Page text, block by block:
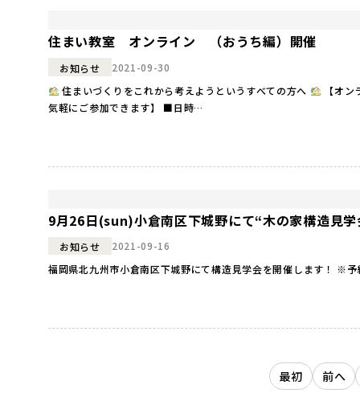
住まい教室 オンライン （おうち編）開催
お知らせ
2021-09-30
住まいづくりをこれから考えようというすべての方へ
【オ
気軽にご参加できます】 ■日時…
9月26日(sun)小倉南区下城野にて“木の家構造見
お知らせ 2021-09-16
最初 前へ